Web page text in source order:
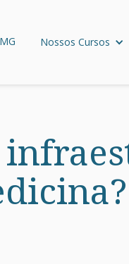
Nossos Cursos